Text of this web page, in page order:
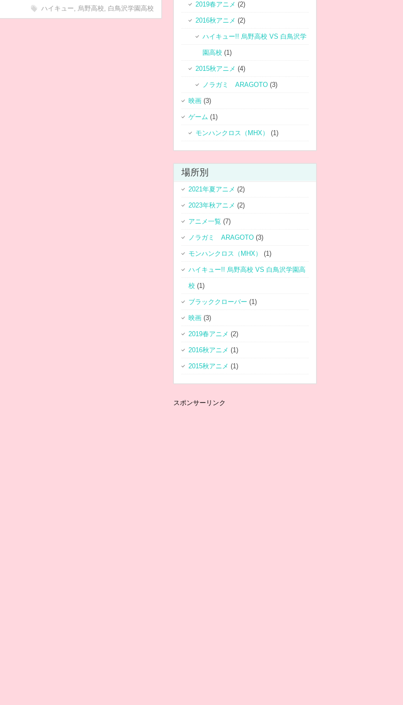
ハイキュー, 烏野高校, 白鳥沢学園高校
2019春アニメ (2)
2016秋アニメ (2)
ハイキュー!! 烏野高校 VS 白鳥沢学
園高校 (1)
2015秋アニメ (4)
ノラガミ ARAGOTO (3)
映画 (3)
ゲーム (1)
モンハンクロス（MHX） (1)
場所別
2021年夏アニメ (2)
2023年秋アニメ (2)
アニメ一覧 (7)
ノラガミ ARAGOTO (3)
モンハンクロス（MHX） (1)
ハイキュー!! 烏野高校 VS 白鳥沢学園高
校 (1)
ブラッククローバー (1)
映画 (3)
2019春アニメ (2)
2016秋アニメ (1)
2015秋アニメ (1)
スポンサーリンク